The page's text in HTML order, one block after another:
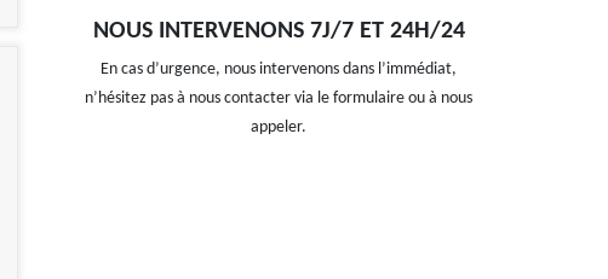
NOUS INTERVENONS 7J/7 ET 24H/24
En cas d’urgence, nous intervenons dans l’immédiat,
n’hésitez pas à nous contacter via le formulaire ou à nous
appeler.